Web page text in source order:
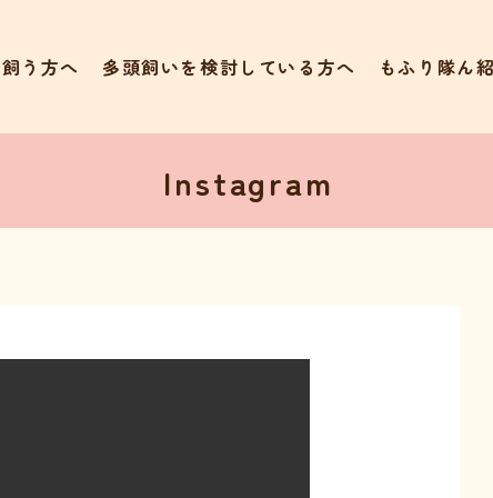
う方へ 多頭飼いを検討している方へ もふり隊ん
Instagram